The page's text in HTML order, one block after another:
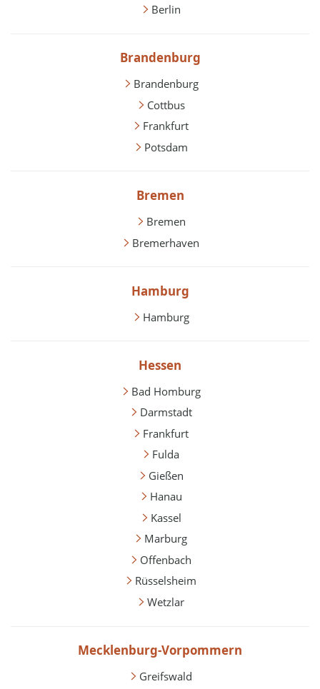
Berlin
Brandenburg
Brandenburg
Cottbus
Frankfurt
Potsdam
Bremen
Bremen
Bremerhaven
Hamburg
Hamburg
Hessen
Bad Homburg
Darmstadt
Frankfurt
Fulda
Gießen
Hanau
Kassel
Marburg
Offenbach
Rüsselsheim
Wetzlar
Mecklenburg-Vorpommern
Greifswald